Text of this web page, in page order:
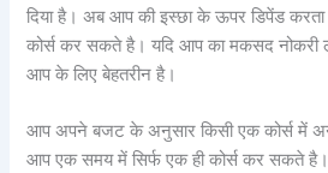
दिया है। अब आप की इस्छा के ऊपर डिपेंड
कोर्स कर सकते है। यदि आप का मकसद नोकरी
आप के लिए बेहतरीन है।
आप अपने बजट के अनुसार किसी एक कोर्स में
आप एक समय में सिर्फ एक ही कोर्स कर सकते